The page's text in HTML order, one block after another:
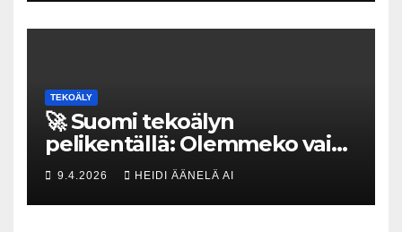
TEKOÄLY
🚀 Suomi tekoälyn
pelikentällä: Olemmeko vain
maksavia asiakkaita vai
rakennammeko
tulevaisuuden gigatehtaan?
9.4.2026 HEIDI ÄÄNELÄ AI